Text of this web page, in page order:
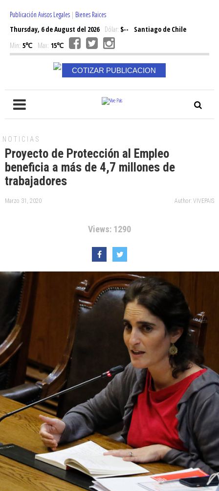
Publicación Avisos Legales | Bienes Raices
Thursday, 6 de August del 2026Dólar: $--
Santiago de Chile
Min: 5℃ Max: 15℃
COTIZAR PUBLICACION
NOTICIAS
Proyecto de Protección al Empleo
beneficia a más de 4,7 millones de
trabajadores
Marzo 31, 2020 Author: VIVEPAIS
Views: 1290